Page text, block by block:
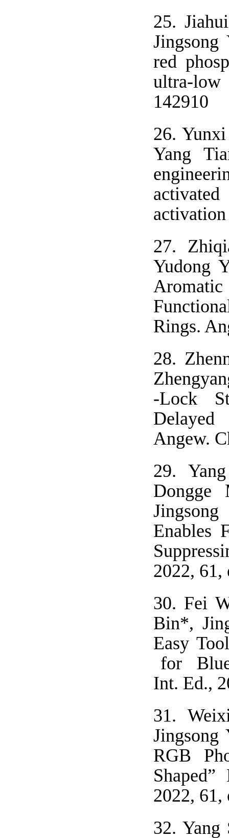
25.
red
ultra-
142910
26.
Yang
27.
Yudong
Rings.
28.
‐Lock
Delayed
Angew.
29.
Dongge
Enables
2022, 61,
30. Fei
Bin*,
Easy
for
Int. Ed.,
31.
RGB
2022, 61,
32.Yang